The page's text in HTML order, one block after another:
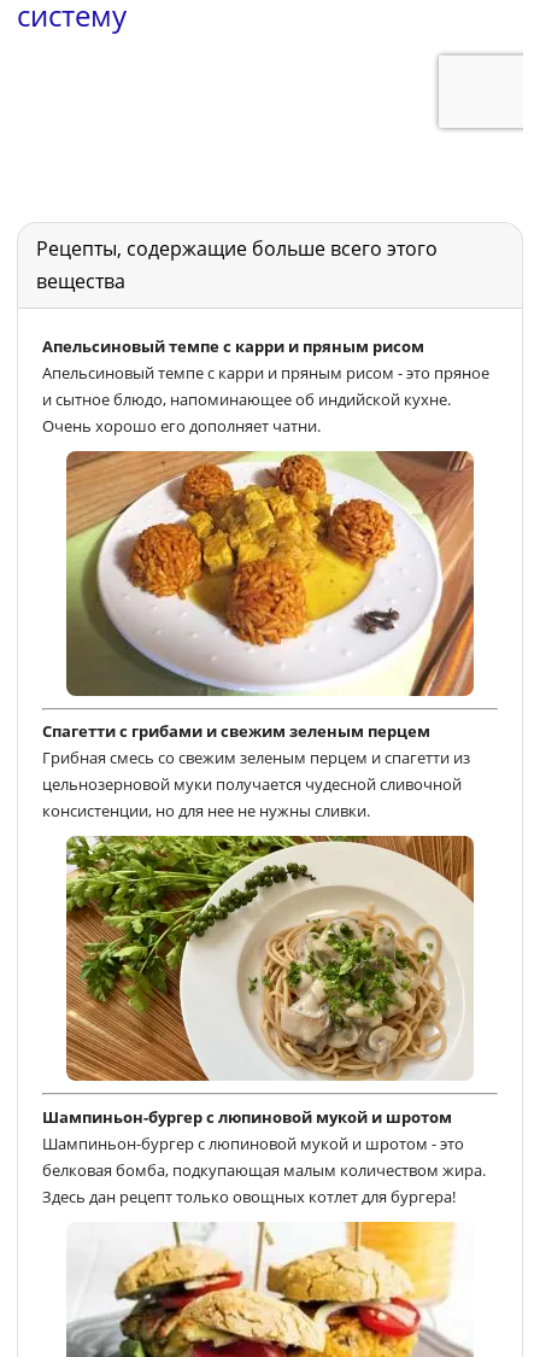
Рецепты, содержащие больше всего этого
вещества
Апельсиновый темпе с карри и пряным рисом
Апельсиновый темпе с карри и пряным рисом - это пряное
и сытное блюдо, напоминающее об индийской кухне.
Очень хорошо его дополняет чатни.
Спагетти с грибами и свежим зеленым перцем
Грибная смесь со свежим зеленым перцем и спагетти из
цельнозерновой муки получается чудесной сливочной
консистенции, но для нее не нужны сливки.
Шампиньон-бургер с люпиновой мукой и шротом
Шампиньон-бургер с люпиновой мукой и шротом - это
белковая бомба, подкупающая малым количеством жира.
Здесь дан рецепт только овощных котлет для бургера!